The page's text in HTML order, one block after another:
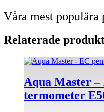
Våra mest populära
Relaterade
Aqua Master –
termometer